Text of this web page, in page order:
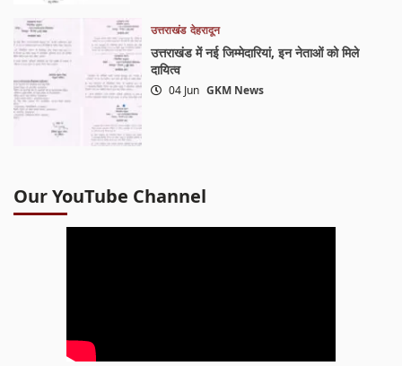
उत्तराखंड देहरादून
उत्तराखंड में नई जिम्मेदारियां, इन नेताओं को मिले
दायित्व
04 Jun GKM News
Our YouTube Channel